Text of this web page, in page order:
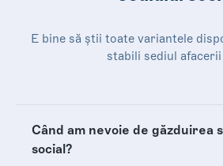
E bine să știi toate variantele
stabili sediul afacerii
Când am nevoie de găzduirea
social?